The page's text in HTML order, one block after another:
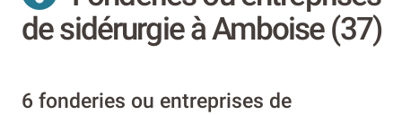
de sidérurgie à Amboise (37)
6 fonderies ou entreprises de